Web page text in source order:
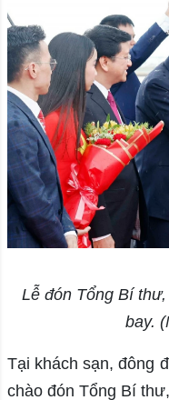
Lễ đón Tổng Bí
bay.
Tại khách sạn, đông
chào đón Tổng Bí